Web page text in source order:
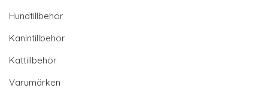
Hundtillbehör
Kanintillbehör
Kattillbehör
Varumärken